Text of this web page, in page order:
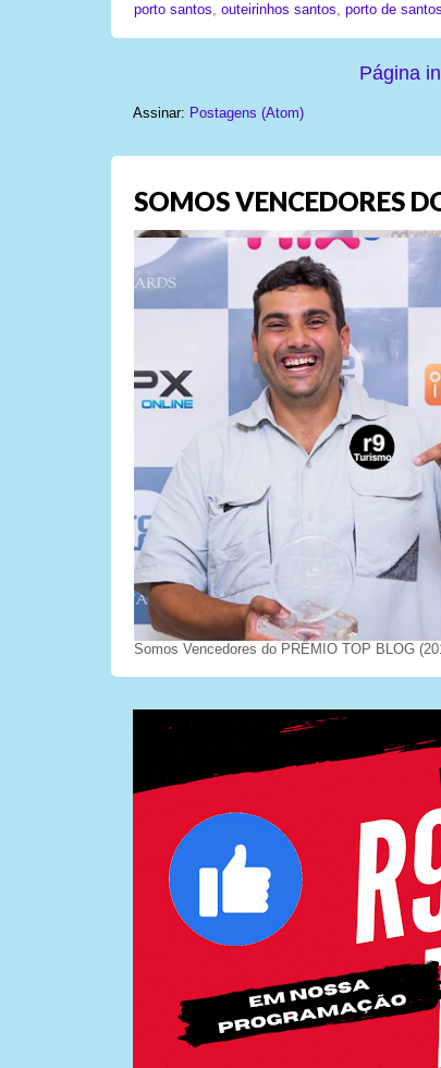
porto santos
outeirinhos santos porto de santos
Página
Assinar: Postagens (Atom)
SOMOS VENCEDORES
Somos Vencedores do PRÊMIO TOP BLOG